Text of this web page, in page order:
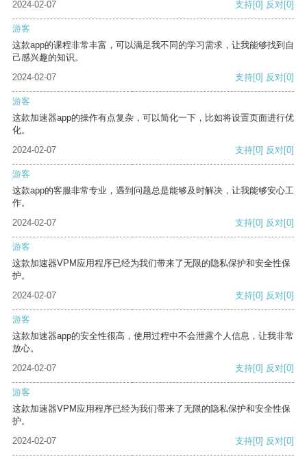
2024-02-07 支持[0] 反对[0]
游客
这款app的课程非常丰富，可以满足我不同的学习需求，让我能够找到自
己感兴趣的知识。
2024-02-07
支持[0] 反对[0]
游客
这款加速器app的操作有点复杂，可以简化一下，比如将设置页面进行优
化。
2024-02-07
支持[0] 反对[0]
游客
这款app的客服非常专业，遇到问题总是能够及时解决，让我能够安心工
作。
2024-02-07
支持[0] 反对[0]
游客
这款加速器VPM应用程序已经为我们带来了无限的隐私保护和安全性保
护。
2024-02-07
支持[0] 反对[0]
游客
这款加速器app的安全性很高，使用过程中不会泄露个人信息，让我非常
放心。
2024-02-07
支持[0] 反对[0]
游客
这款加速器VPM应用程序已经为我们带来了无限的隐私保护和安全性保
护。
2024-02-07
支持[0] 反对[0]